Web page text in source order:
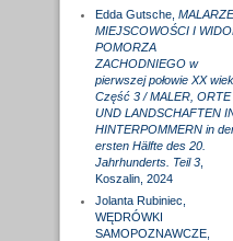
Edda Gutsche,
MIEJSCOWOŚCI I
POMORZA
ZACHODNIEGO w
pierwszej połowie XX
Część 3 / MALER, ORTE
UND LANDSCHAFTEN
HINTERPOMMERN in
ersten Hälfte des 20.
Jahrhunderts. Teil 3,
Koszalin, 2024
Jolanta Rubiniec,
WĘDRÓWKI
SAMOPOZNAWCZE,